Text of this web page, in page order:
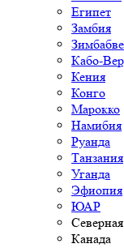
Египет
Замбия
Зимбабве
Кабо-
Кения
Конго
Марокко
Намибия
Руанда
Танзания
Уганда
Эфиопия
ЮАР
Канада